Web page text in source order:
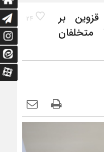
24
بر
متخلفان